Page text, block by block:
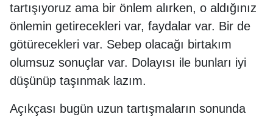
tartışıyoruz ama bir önlem alırken, o aldığınız
önlemin getirecekleri var, faydalar var. Bir de
götürecekleri var. Sebep olacağı birtakım
olumsuz sonuçlar var. Dolayısı ile bunları iyi
düşünüp taşınmak lazım.
Açıkçası bugün uzun tartışmaların sonunda